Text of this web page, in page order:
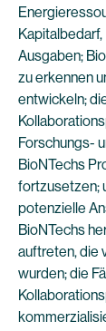
Ausgaben;
zu erkennen
entwickeln;
Forschungs-
BioNTechs
fortzusetzen;
potenzielle
BioNTechs
auftreten, die
wurden; die